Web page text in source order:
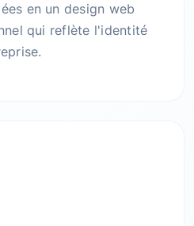
en un design web
qui reflète l'identité